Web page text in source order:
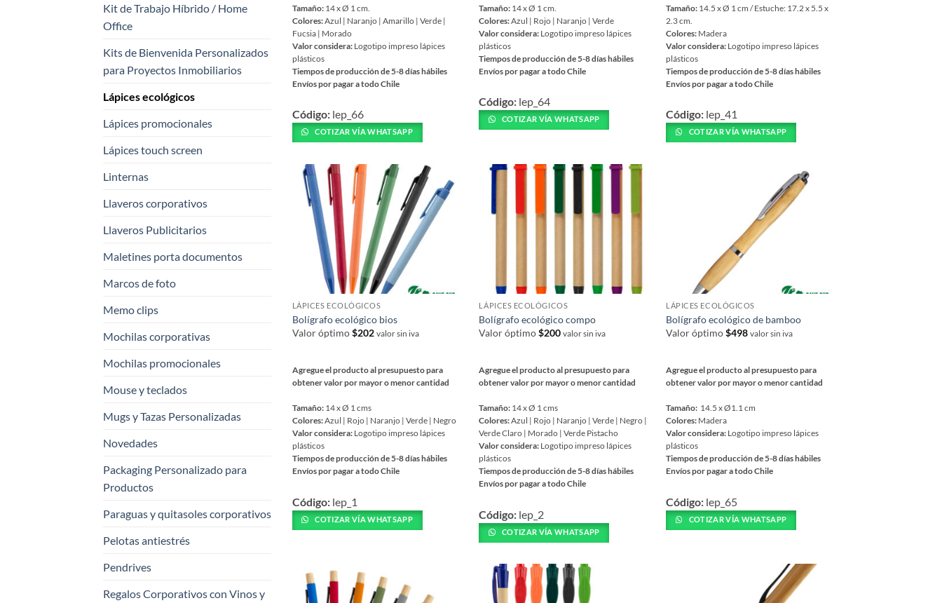
Kit de Trabajo Híbrido / Home
Office
Kits de Bienvenida Personalizados
para Proyectos Inmobiliarios
Lápices ecológicos
Lápices promocionales
Lápices touch screen
Linternas
Llaveros corporativos
Llaveros Publicitarios
Maletines porta documentos
Marcos de foto
Memo clips
Mochilas corporativas
Mochilas promocionales
Mouse y teclados
Mugs y Tazas Personalizadas
Novedades
Packaging Personalizado para
Productos
Paraguas y quitasoles corporativos
Pelotas antiestrés
Pendrives
Regalos Corporativos con Vinos y
Tamaño: 14 x Ø 1 cm.
Colores:Azul | Naranjo | Amarillo | Verde |
Fucsia | Morado
Valor considera: Logotipo impreso lápices
plásticos
Tiempos de producción de 5-8 días hábiles
Envíos por pagar a todo Chile
producto
tiene
variantes.
Las
opciones
pueden
de
producto
Código: lep_66
COTIZAR VÍA WHATSAPP
Tamaño: 14 x Ø 1 cm.
Colores:Azul | Rojo | Naranjo | Verde
Valor considera: Logotipo impreso lápices
plásticos
Tiempos de producción de 5-8 días hábiles
Envíos por pagar a todo Chile
producto
tiene
Las
pueden
producto
Código: lep_64
COTIZAR VÍA WHATSAPP
Tamaño: 14.5 x Ø 1 cm / Estuche: 17.2 x 5.5 x
2.3 cm.
Colores: Madera
Valor considera: Logotipo impreso lápices
plásticos
Tiempos de producción de 5-8 días hábiles
Envíos por pagar a todo Chile
producto
tiene
página
de
producto
Código: lep_41
COTIZAR VÍA WHATSAPP
LÁPICES ECOLÓGICOS
Bolígrafo ecológico bios
Valor óptimo$202 valor sin iva
Agregue el producto al presupuesto para
obtener valor por mayor o menor cantidad
Tamaño: 14 x Ø 1 cms
Colores:Azul | Rojo | Naranjo | Verde | Negro
Valor considera: Logotipo impreso lápices
plásticos
Tiempos de producción de 5-8 días hábiles
Envíos por pagar a todo Chile
producto
tiene
opciones
Código: lep_1
COTIZAR VÍA WHATSAPP
LÁPICES ECOLÓGICOS
Bolígrafo ecológico compo
Valor óptimo$200 valor sin iva
Agregue el producto al presupuesto para
obtener valor por mayor o menor cantidad
Tamaño: 14 x Ø 1 cms
Colores:Azul | Rojo | Naranjo | Verde | Negro |
Verde Claro | Morado | Verde Pistacho
Valor considera: Logotipo impreso lápices
plásticos
Tiempos de producción de 5-8 días hábiles
Envíos por pagar a todo Chile
producto
tiene
variantes.
Las
opciones
Código: lep_2
COTIZAR VÍA WHATSAPP
LÁPICES ECOLÓGICOS
Bolígrafo ecológico de bamboo
Valor óptimo$498 valor sin iva
Agregue el producto al presupuesto para
obtener valor por mayor o menor cantidad
Tamaño: 14.5 x Ø1.1 cm
Colores: Madera
Valor considera: Logotipo impreso lápices
plásticos
Tiempos de producción de 5-8 días hábiles
Envíos por pagar a todo Chile
producto
tiene
Código: lep_65
COTIZAR VÍA WHATSAPP